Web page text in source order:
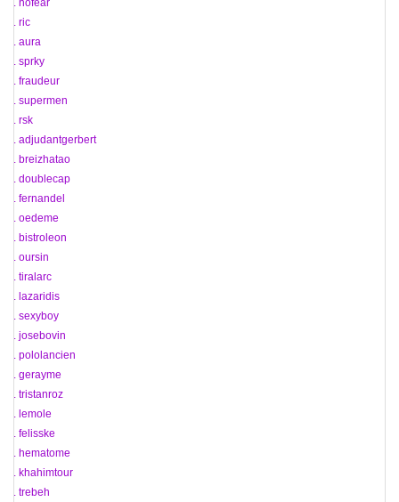
27. ric
28. aura
29. sprky
30. fraudeur
31. supermen
32. rsk
33. adjudantgerbert
34. breizhatao
35. doublecap
36. fernandel
37. oedeme
38. bistroleon
39. oursin
40. tiralarc
41. lazaridis
42. sexyboy
43. josebovin
44. pololancien
45. gerayme
46. tristanroz
47. lemole
48. felisske
49. hematome
50. khahimtour
51. trebeh